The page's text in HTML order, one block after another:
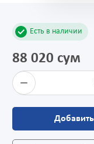
Есть в наличии
88 020 сум